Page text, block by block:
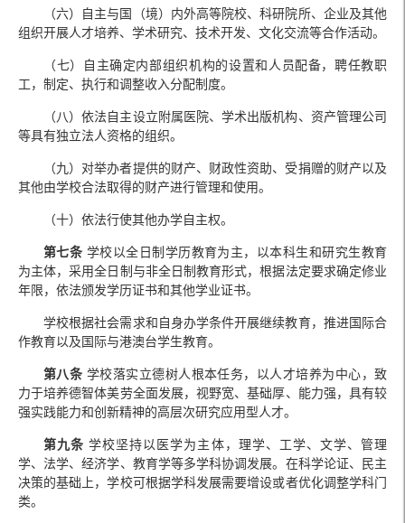
（六）自主与国（境）内外高等院校、科研院所、企业及其他
组织开展人才培养、学术研究、技术开发、文化交流等合作活动。
（七）自主确定内部组织机构的设置和人员配备，聘任教职
工，制定、执行和调整收入分配制度。
（八）依法自主设立附属医院、学术出版机构、资产管理公司
等具有独立法人资格的组织。
（九）对举办者提供的财产、财政性资助、受捐赠的财产以及
其他由学校合法取得的财产进行管理和使用。
（十）依法行使其他办学自主权。
第七条 学校以全日制学历教育为主，以本科生和研究生教育
为主体，采用全日制与非全日制教育形式，根据法定要求确定修业
年限，依法颁发学历证书和其他学业证书。
学校根据社会需求和自身办学条件开展继续教育，推进国际合
作教育以及国际与港澳台学生教育。
第八条 学校落实立德树人根本任务，以人才培养为中心，致
力于培养德智体美劳全面发展，视野宽、基础厚、能力强，具有较
强实践能力和创新精神的高层次研究应用型人才。
第九条 学校坚持以医学为主体，理学、工学、文学、管理
学、法学、经济学、教育学等多学科协调发展。在科学论证、民主
决策的基础上，学校可根据学科发展需要增设或者优化调整学科门
类。